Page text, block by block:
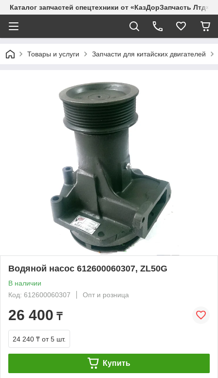
Каталог запчастей спецтехники от «КазДорЗапчасть Лтд»
Товары и услуги Запчасти для китайских двигателей
Водяной насос 612600060307, ZL50G
В наличии
Код: 612600060307
Опт и розница
26 400 ₸
24 240 ₸ от 5 шт.
Купить